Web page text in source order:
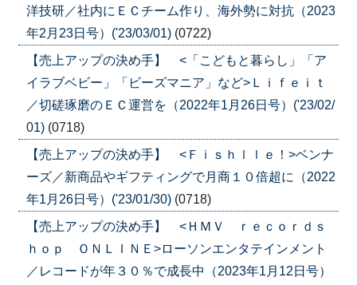
洋技研／社内にＥＣチーム作り、海外勢に対抗（2023
年2月23日号）('23/03/01) (0722)
【売上アップの決め手】 <「こどもと暮らし」「ア
イラブベビー」「ビーズマニア」など>Ｌｉｆｅｉｔ
／切磋琢磨のＥＣ運営を（2022年1月26日号）('23/02/
01) (0718)
【売上アップの決め手】 <Ｆｉｓｈｌｌｅ！>ベンナ
ーズ／新商品やギフティングで月商１０倍超に（2022
年1月26日号）('23/01/30) (0718)
【売上アップの決め手】 <ＨＭＶ ｒｅｃｏｒｄｓ
ｈｏｐ ＯＮＬＩＮＥ>ローソンエンタテインメント
／レコードが年３０％で成長中（2023年1月12日号）